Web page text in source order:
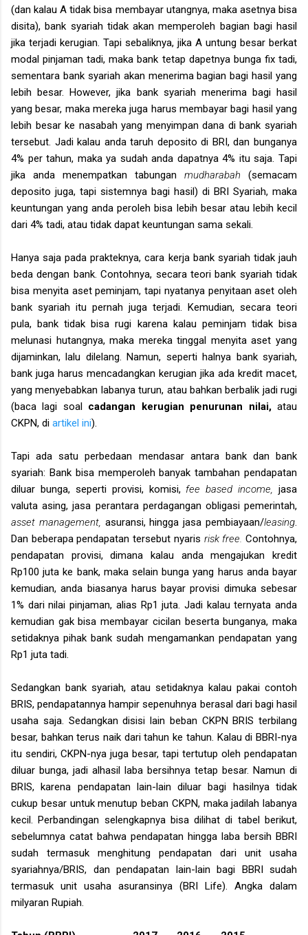
(dan kalau A tidak bisa membayar utangnya, maka asetnya bisa
disita), bank syariah tidak akan memperoleh bagian bagi hasil
jika terjadi kerugian. Tapi sebaliknya, jika A untung besar berkat
modal pinjaman tadi, maka bank tetap dapetnya bunga fix tadi,
sementara bank syariah akan menerima bagian bagi hasil yang
lebih besar. However, jika bank syariah menerima bagi hasil
yang besar, maka mereka juga harus membayar bagi hasil yang
lebih besar ke nasabah yang menyimpan dana di bank syariah
tersebut. Jadi kalau anda taruh deposito di BRI, dan bunganya
4% per tahun, maka ya sudah anda dapatnya 4% itu saja. Tapi
jika anda menempatkan tabungan mudharabah (semacam
deposito juga, tapi sistemnya bagi hasil) di BRI Syariah, maka
keuntungan yang anda peroleh bisa lebih besar atau lebih kecil
dari 4% tadi, atau tidak dapat keuntungan sama sekali.
Hanya saja pada prakteknya, cara kerja bank syariah tidak jauh
beda dengan bank. Contohnya, secara teori bank syariah tidak
bisa menyita aset peminjam, tapi nyatanya penyitaan aset oleh
bank syariah itu pernah juga terjadi. Kemudian, secara teori
pula, bank tidak bisa rugi karena kalau peminjam tidak bisa
melunasi hutangnya, maka mereka tinggal menyita aset yang
dijaminkan, lalu dilelang. Namun, seperti halnya bank syariah,
bank juga harus mencadangkan kerugian jika ada kredit macet,
yang menyebabkan labanya turun, atau bahkan berbalik jadi rugi
(baca lagi soal cadangan kerugian penurunan nilai,atau
CKPN, di artikel ini).
Tapi ada satu perbedaan mendasar antara bank dan bank
syariah: Bank bisa memperoleh banyak tambahan pendapatan
diluar bunga, seperti provisi, komisi, fee based income, jasa
valuta asing, jasa perantara perdagangan obligasi pemerintah,
asset management, asuransi, hingga jasa pembiayaan/leasing
Dan beberapa pendapatan tersebut nyaris risk free.Contohnya,
pendapatan provisi, dimana kalau anda mengajukan kredit
Rp100 juta ke bank, maka selain bunga yang harus anda bayar
kemudian, anda biasanya harus bayar provisi dimuka sebesar
1% dari nilai pinjaman, alias Rp1 juta. Jadi kalau ternyata anda
kemudian gak bisa membayar cicilan beserta bunganya, maka
setidaknya pihak bank sudah mengamankan pendapatan yang
Rp1 juta tadi.
Sedangkan bank syariah, atau setidaknya kalau pakai contoh
BRIS, pendapatannya hampir sepenuhnya berasal dari bagi hasil
usaha saja. Sedangkan disisi lain beban CKPN BRIS terbilang
besar, bahkan terus naik dari tahun ke tahun. Kalau di BBRI-nya
itu sendiri, CKPN-nya juga besar, tapi tertutup oleh pendapatan
diluar bunga, jadi alhasil laba bersihnya tetap besar. Namun di
BRIS, karena pendapatan lain-lain diluar bagi hasilnya tidak
cukup besar untuk menutup beban CKPN, maka jadilah labanya
kecil. Perbandingan selengkapnya bisa dilihat di tabel berikut,
sebelumnya catat bahwa pendapatan hingga laba bersih BBRI
sudah termasuk menghitung pendapatan dari unit usaha
syariahnya/BRIS, dan pendapatan lain-lain bagi BBRI sudah
termasuk unit usaha asuransinya (BRI Life). Angka dalam
milyaran Rupiah.